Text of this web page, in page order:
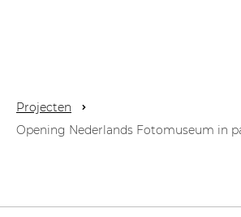
Projecten
Opening Nederlands Fotomuseum in